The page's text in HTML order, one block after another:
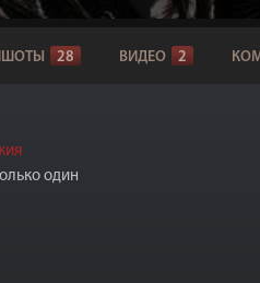
28 ВИДЕО 2
один